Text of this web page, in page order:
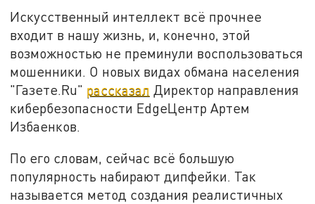
Искусственный интеллект всё прочнее
входит в нашу жизнь, и, конечно, этой
возможностью не преминули воспользоваться
мошенники. О новых видах обмана населения
"Газете.Ru" рассказал Директор направления
кибербезопасности EdgeЦентр Артем
Избаенков.
По его словам, сейчас всё большую
популярность набирают дипфейки. Так
называется метод создания реалистичных